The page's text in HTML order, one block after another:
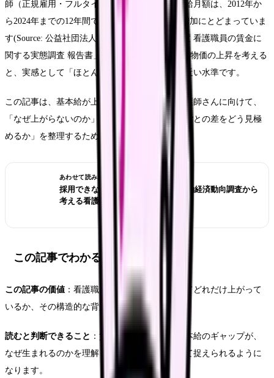
師（正規雇用・フルタイムの非管理職）の基本給月額は、2012年か
ら2024年までの12年間で5,868円（約2.3％）の増加にとどまっていま
す(Source: 公益社団法人日本看護協会「2024年度 看護職員の賃金に
関する実態調査 報告書」)。12年でこの伸びは、物価の上昇を考える
と、実感として「ほとんど上がっていない」に近い水準です。
この記事は、基本給が上がらない感覚を持つ看護師さんに向けて、
「なぜ上がらないのか」という構造と、「職場ごとの差をどう見極
めるか」を整理するためのものです。
あわせて読みたい
採用できない職場を見抜くには？労働経済動向調査から
考える看護師の面接質問
この記事でわかること
この記事の価値 ：看護職員の基本給が長期で見てどれだけ上がって
いるか、その構造的な背景が分かります。
読むと判断できること ：賃上げ報道と自分の基本給のギャップが、
なぜ生まれるのかを理解し、職場ごとの差として捉えられるように
なります。